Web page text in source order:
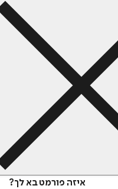
איזה פורמט בא לך?